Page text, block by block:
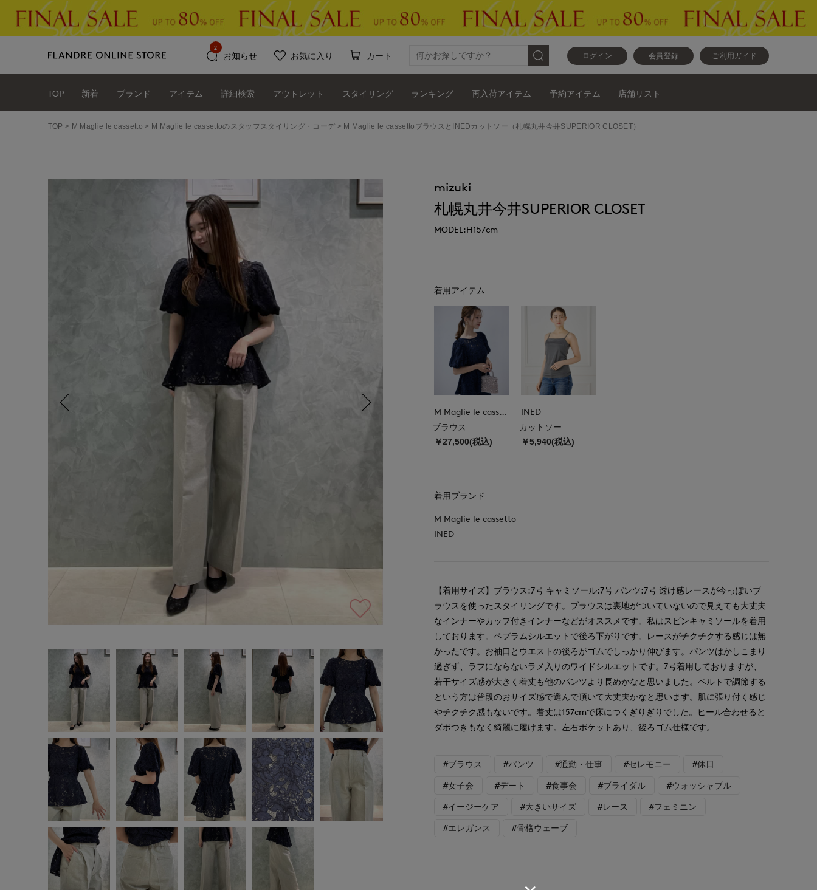
ログイン 会員登録 ご利用ガイド
お知らせ
2
お気に入り カート
TOP 新着 ブランド アイテム 詳細検索 アウトレット スタイリング ランキング 再入荷アイテム 予約アイテム 店舗リスト
TOP M Maglie le cassetto M Maglie le cassettoのスタッフスタイリング・コーデ M Maglie le cassettoブラウスとINEDカットソー（札幌丸井今井SUPERIOR CLOSET）
mizuki
札幌丸井今井SUPERIOR CLOSET
MODEL:H157cm
着用アイテム
M Maglie le cassetto
ブラウス
￥27,500(税込)
INED
カットソー
￥5,940(税込)
着用ブランド
M Maglie le cassetto
INED
【着用サイズ】ブラウス:7号 キャミソール:7号 パンツ:7号 透け感レースが今っぽいブ
ラウスを使ったスタイリングです。ブラウスは裏地がついていないので見えても大丈夫
なインナーやカップ付きインナーなどがオススメです。私はスビンキャミソールを着用
しております。ペプラムシルエットで後ろ下がりです。レースがチクチクする感じは無
かったです。お袖口とウエストの後ろがゴムでしっかり伸びます。パンツはかしこまり
過ぎず、ラフにならないラメ入りのワイドシルエットです。7号着用しておりますが、
若干サイズ感が大きく着丈も他のパンツより長めかなと思いました。ベルトで調節する
という方は普段のおサイズ感で選んで頂いて大丈夫かなと思います。肌に張り付く感じ
やチクチク感もないです。着丈は157cmで床につくぎりぎりでした。ヒール合わせると
ダボつきもなく綺麗に履けます。左右ポケットあり、後ろゴム仕様です。
#ブラウス #パンツ #通勤・仕事 #セレモニー #休日
#女子会 #デート #食事会 #ブライダル #ウォッシャブル
#イージーケア #大きいサイズ #レース #フェミニン
#エレガンス #骨格ウェーブ